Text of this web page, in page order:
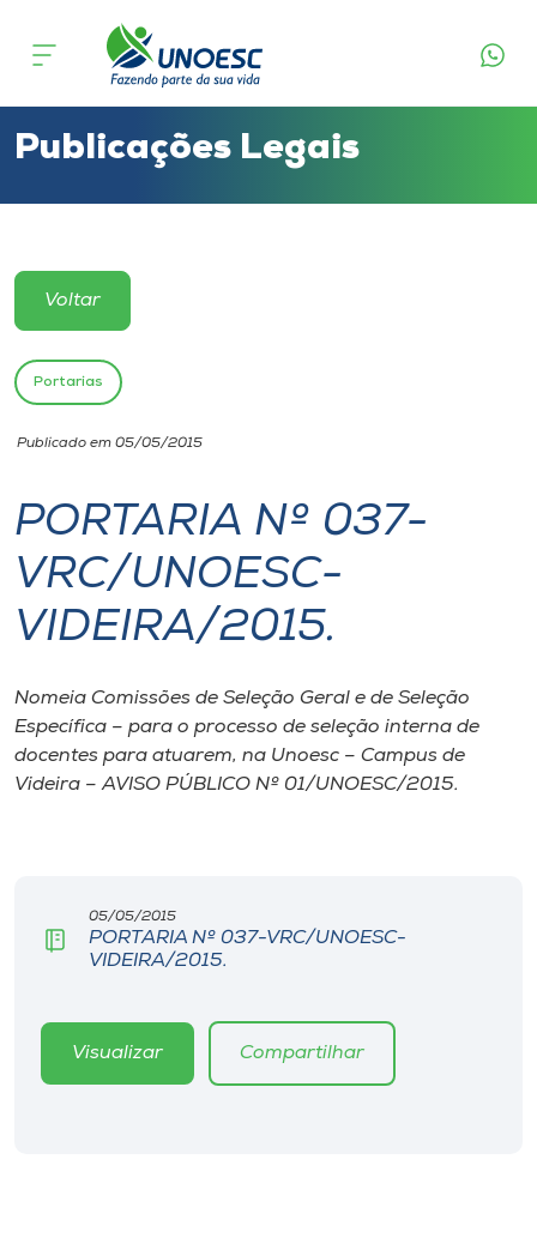
Cursos
Atendimento ao Estudante
Portal de Ensino
Unoesc
Internacionalização
I.nova
Cultura
Editora
Museu
Publicações Legais
Voltar
Portarias
Publicado em 05/05/2015
PORTARIA Nº 037-
VRC/UNOESC-
VIDEIRA/2015.
Nomeia Comissões de Seleção Geral e de Seleção
Específica – para o processo de seleção interna de
docentes para atuarem, na Unoesc – Campus de
Videira – AVISO PÚBLICO Nº 01/UNOESC/2015.
05/05/2015
PORTARIA Nº 037-VRC/UNOESC-
VIDEIRA/2015.
Visualizar Compartilhar